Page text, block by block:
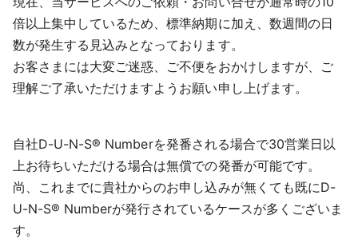
よくあるご質問
English
倍以上集中しているため、標準納期に加え、数週間の日
数が発生する見込みとなっております。
お客さまには大変ご迷惑、ご不便をおかけしますが、ご
理解ご了承いただけますようお願い申し上げます。
自社D-U-N-S® Numberを発番される場合で30営業日以
上お待ちいただける場合は無償での発番が可能です。
尚、これまでに貴社からのお申し込みが無くても既にD-
U-N-S® Numberが発行されているケースが多くございま
す。